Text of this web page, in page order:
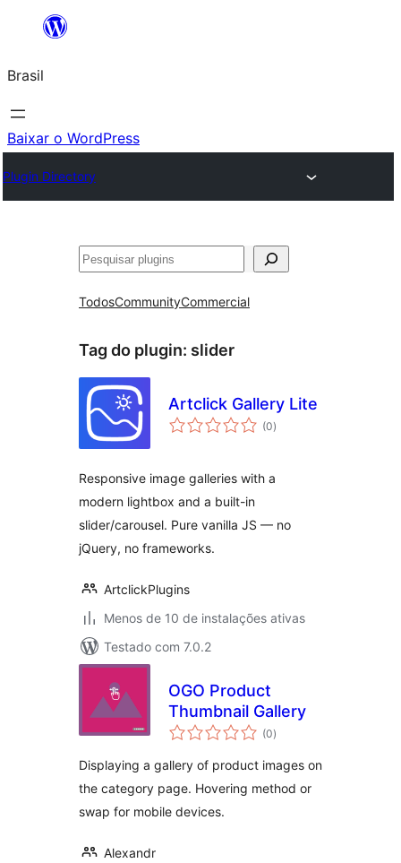
o
conteúdo
Brasil
Baixar o WordPress
Plugin Directory
Pesquisar
TodosCommunityCommercial
Tag do plugin: slider
Artclick Gallery Lite
(0total
de
)
Responsive image galleries with a
modern lightbox and a built-in
slider/carousel. Pure vanilla JS — no
jQuery, no frameworks.
ArtclickPlugins
Menos de 10 de instalações ativas
Testado com 7.0.2
OGO Product
Thumbnail Gallery
(0total
de
)
Displaying a gallery of product images on
the category page. Hovering method or
swap for mobile devices.
Alexandr